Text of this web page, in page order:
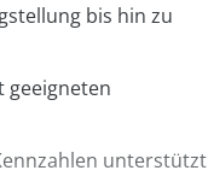
bis hin zu
geeigneten
unterstützt